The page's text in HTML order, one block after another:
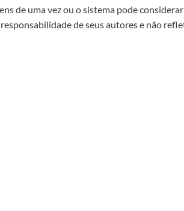
de uma vez ou o sistema pode
de seus autores e não